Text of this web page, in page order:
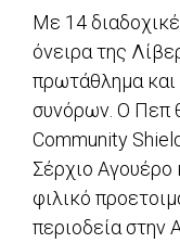
Με 14
όνειρα της
πρωτάθλημα και
συνόρων. Ο Πεπ
Community
Σέρχιο Αγουέρο
φιλικό
περιοδεία στην